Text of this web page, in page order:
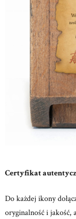
Certyfikat
Do każdej ikony
oryginalność i jakość,